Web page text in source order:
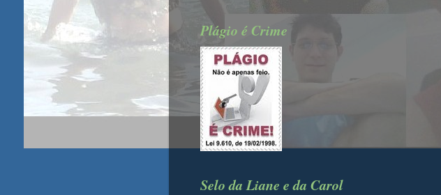
Plágio é Crime
Selo da Liane e da Carol